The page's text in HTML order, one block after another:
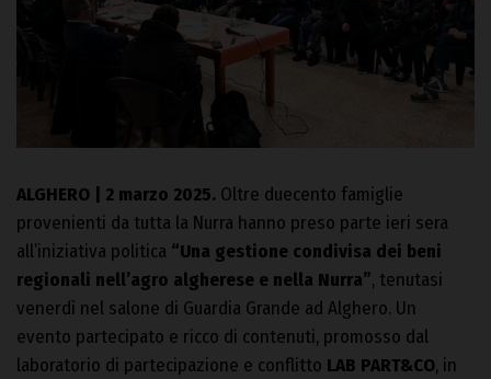
ALGHERO | 2 marzo 2025. Oltre duecento famiglie
provenienti da tutta la Nurra hanno preso parte ieri sera
all’iniziativa politica “Una gestione condivisa dei beni
regionali nell’agro algherese e nella Nurra”, tenutasi
venerdì nel salone di Guardia Grande ad Alghero. Un
evento partecipato e ricco di contenuti, promosso dal
laboratorio di partecipazione e conflitto LAB PART&CO, in